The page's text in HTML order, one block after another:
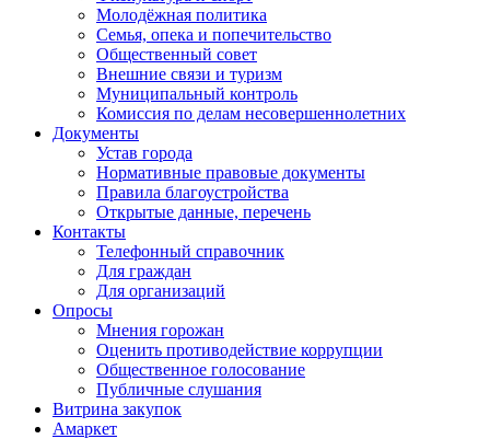
Молодёжная политика
Семья, опека и попечительство
Общественный совет
Внешние связи и туризм
Муниципальный контроль
Комиссия по делам несовершеннолетних
Документы
Устав города
Нормативные правовые документы
Правила благоустройства
Открытые данные, перечень
Контакты
Телефонный справочник
Для граждан
Для организаций
Опросы
Мнения горожан
Оценить противодействие коррупции
Общественное голосование
Публичные слушания
Витрина закупок
Амаркет